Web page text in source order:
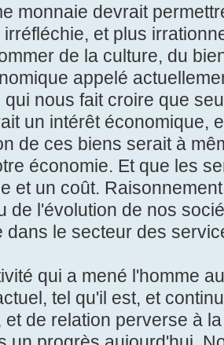
monnaie devrait
et plus
de la culture, du
appelé
qui nous fait croire que
un intérêt économique,
de ces biens serait à
économie. Et que les
et un coût.
de l'évolution de nos
dans le secteur des
qui a mené l'homme
tel qu'il est, et
et de relation perverse à